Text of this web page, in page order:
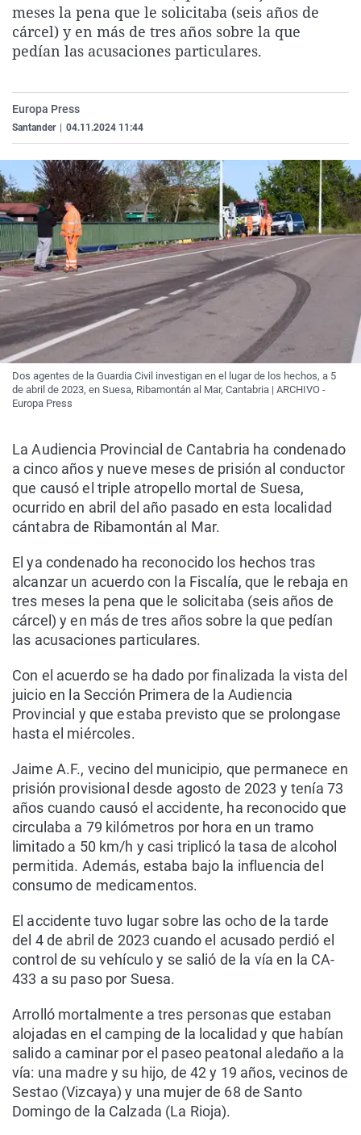
La rosa de los vientos
Gente viajera
Caso
Retornados
Operación Viuda
Extremadura
Galicia
Navarra
Virales
Televisión
meses la pena que le solicitaba (seis años de
cárcel) y en más de tres años sobre la que
pedían las acusaciones particulares.
Europa Press
Santander 04.11.2024 11:44
Dos agentes de la Guardia Civil investigan en el lugar de los hechos, a 5
de abril de 2023, en Suesa, Ribamontán al Mar, Cantabria | ARCHIVO -
Europa Press
La Audiencia Provincial de Cantabria ha condenado
a cinco años y nueve meses de prisión al conductor
que causó el triple atropello mortal de Suesa,
ocurrido en abril del año pasado en esta localidad
cántabra de Ribamontán al Mar.
El ya condenado ha reconocido los hechos tras
alcanzar un acuerdo con la Fiscalía, que le rebaja en
tres meses la pena que le solicitaba (seis años de
cárcel) y en más de tres años sobre la que pedían
las acusaciones particulares.
Con el acuerdo se ha dado por finalizada la vista del
juicio en la Sección Primera de la Audiencia
Provincial y que estaba previsto que se prolongase
hasta el miércoles.
Jaime A.F., vecino del municipio, que permanece en
prisión provisional desde agosto de 2023 y tenía 73
años cuando causó el accidente, ha reconocido que
circulaba a 79 kilómetros por hora en un tramo
limitado a 50 km/h y casi triplicó la tasa de alcohol
permitida. Además, estaba bajo la influencia del
consumo de medicamentos.
El accidente tuvo lugar sobre las ocho de la tarde
del 4 de abril de 2023 cuando el acusado perdió el
control de su vehículo y se salió de la vía en la CA-
433 a su paso por Suesa.
Arrolló mortalmente a tres personas que estaban
alojadas en el camping de la localidad y que habían
salido a caminar por el paseo peatonal aledaño a la
vía: una madre y su hijo, de 42 y 19 años, vecinos de
Sestao (Vizcaya) y una mujer de 68 de Santo
Domingo de la Calzada (La Rioja).